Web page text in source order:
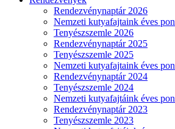
Rendezvénynaptár 2026
Nemzeti kutyafajtaink éves
Tenyészszemle 2026
Rendezvénynaptár 2025
Tenyészszemle 2025
Nemzeti kutyafajtaink éves
Rendezvénynaptár 2024
Tenyészszemle 2024
Nemzeti kutyafajtáink éves
Rendezvénynaptár 2023
Tenyészszemle 2023